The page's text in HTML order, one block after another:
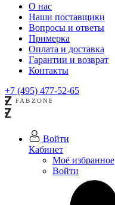
О нас
Наши поставщики
Вопросы и ответы
Примерка
Оплата и доставка
Гарантии и возврат
Контакты
+7 (495) 477-52-65
Войти
Кабинет
Моё избранное
Войти